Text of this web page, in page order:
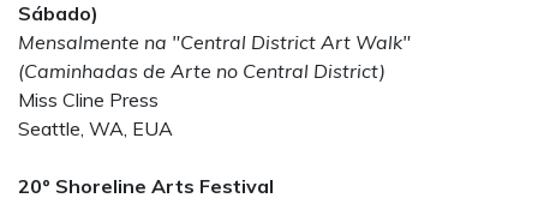
Sábado)
Mensalmente na "Central District Art Walk"
(Caminhadas de Arte no Central District)
Miss Cline Press
Seattle, WA, EUA
20º Shoreline Arts Festival